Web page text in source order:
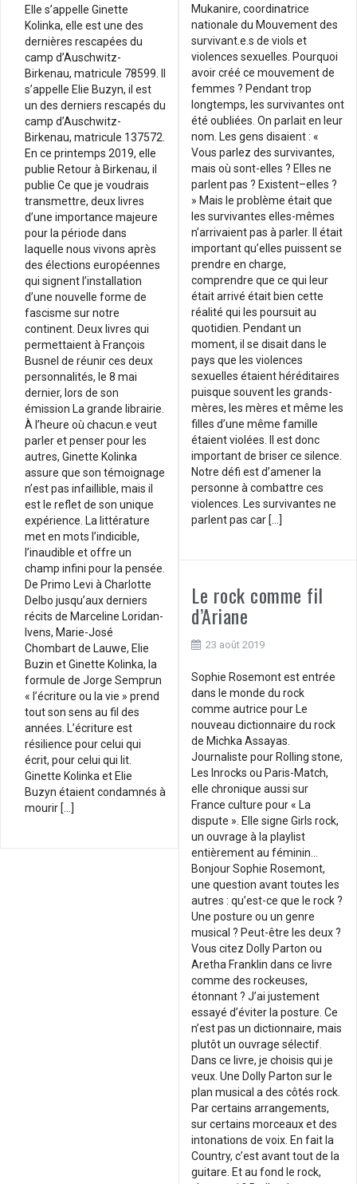
Elle s’appelle Ginette
Kolinka, elle est une des
dernières rescapées du
camp d’Auschwitz-
Birkenau, matricule 78599. Il
s’appelle Elie Buzyn, il est
un des derniers rescapés du
camp d’Auschwitz-
Birkenau, matricule 137572.
En ce printemps 2019, elle
publie Retour à Birkenau, il
publie Ce que je voudrais
transmettre, deux livres
d’une importance majeure
pour la période dans
laquelle nous vivons après
des élections européennes
qui signent l’installation
d’une nouvelle forme de
fascisme sur notre
continent. Deux livres qui
permettaient à François
Busnel de réunir ces deux
personnalités, le 8 mai
dernier, lors de son
émission La grande librairie.
À l’heure où chacun.e veut
parler et penser pour les
autres, Ginette Kolinka
assure que son témoignage
n’est pas infaillible, mais il
est le reflet de son unique
expérience. La littérature
met en mots l’indicible,
l’inaudible et offre un
champ infini pour la pensée.
De Primo Levi à Charlotte
Delbo jusqu’aux derniers
récits de Marceline Loridan-
Ivens, Marie-José
Chombart de Lauwe, Elie
Buzin et Ginette Kolinka, la
formule de Jorge Semprun
« l’écriture ou la vie » prend
tout son sens au fil des
années. L’écriture est
résilience pour celui qui
écrit, pour celui qui lit.
Ginette Kolinka et Elie
Buzyn étaient condamnés à
mourir […]
Mukanire, coordinatrice
nationale du Mouvement des
survivant.e.s de viols et
violences sexuelles. Pourquoi
avoir créé ce mouvement de
femmes ? Pendant trop
longtemps, les survivantes ont
été oubliées. On parlait en leur
nom. Les gens disaient : «
Vous parlez des survivantes,
mais où sont-elles ? Elles ne
parlent pas ? Existent–elles ?
» Mais le problème était que
les survivantes elles-mêmes
n’arrivaient pas à parler. Il était
important qu’elles puissent se
prendre en charge,
comprendre que ce qui leur
était arrivé était bien cette
réalité qui les poursuit au
quotidien. Pendant un
moment, il se disait dans le
pays que les violences
sexuelles étaient héréditaires
puisque souvent les grands-
mères, les mères et même les
filles d’une même famille
étaient violées. Il est donc
important de briser ce silence.
Notre défi est d’amener la
personne à combattre ces
violences. Les survivantes ne
parlent pas car […]
Le rock comme fil
d’Ariane
23 août 2019
Sophie Rosemont est entrée
dans le monde du rock
comme autrice pour Le
nouveau dictionnaire du rock
de Michka Assayas.
Journaliste pour Rolling stone,
Les Inrocks ou Paris-Match,
elle chronique aussi sur
France culture pour « La
dispute ». Elle signe Girls rock,
un ouvrage à la playlist
entièrement au féminin…
Bonjour Sophie Rosemont,
une question avant toutes les
autres : qu’est-ce que le rock ?
Une posture ou un genre
musical ? Peut-être les deux ?
Vous citez Dolly Parton ou
Aretha Franklin dans ce livre
comme des rockeuses,
étonnant ? J’ai justement
essayé d’éviter la posture. Ce
n’est pas un dictionnaire, mais
plutôt un ouvrage sélectif.
Dans ce livre, je choisis qui je
veux. Une Dolly Parton sur le
plan musical a des côtés rock.
Par certains arrangements,
sur certains morceaux et des
intonations de voix. En fait la
Country, c’est avant tout de la
guitare. Et au fond le rock,